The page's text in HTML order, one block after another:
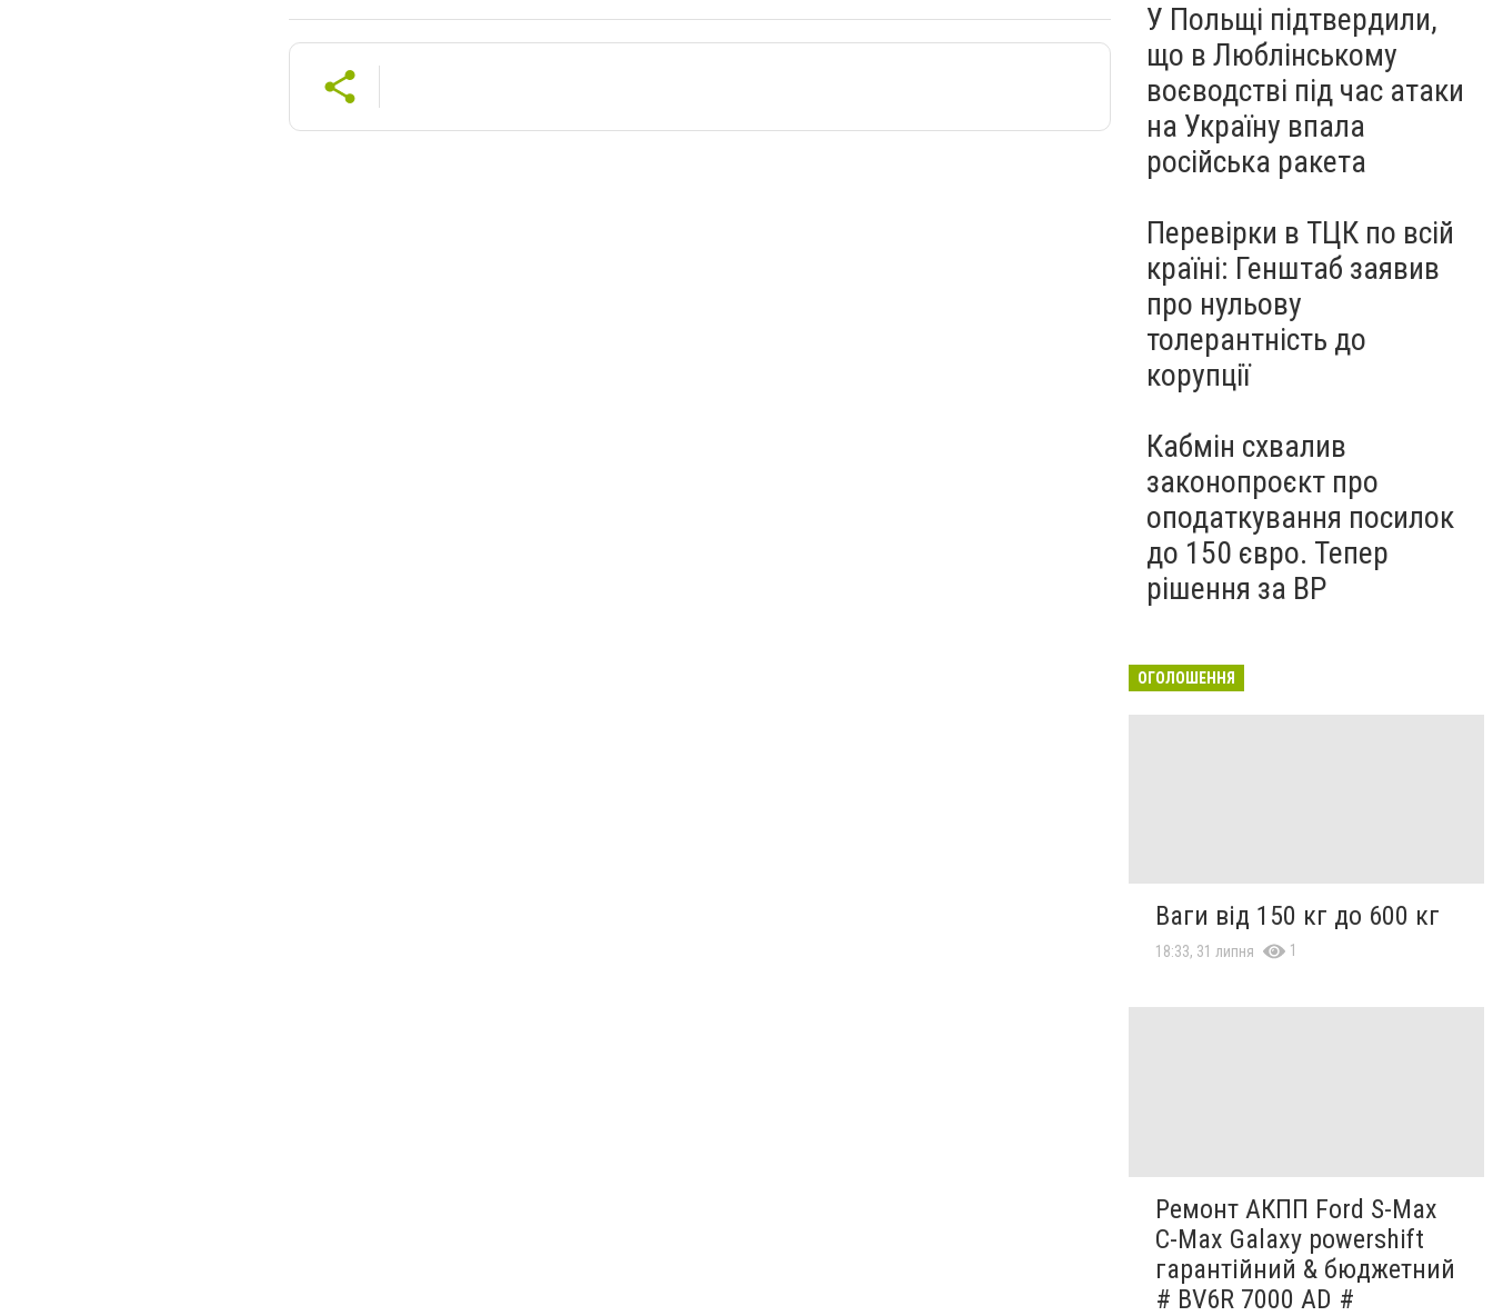
У Польщі підтвердили,
що в Люблінському
воєводстві під час атаки
на Україну впала
російська ракета
Перевірки в ТЦК по всій
країні: Генштаб заявив
про нульову
толерантність до
корупції
Кабмін схвалив
законопроєкт про
оподаткування посилок
до 150 євро. Тепер
рішення за ВР
ОГОЛОШЕННЯ
Ваги від 150 кг до 600 кг
18:33, 31 липня 1
Ремонт АКПП Ford S-Max
C-Max Galaxy powershift
гарантійний & бюджетний
# BV6R 7000 AD #